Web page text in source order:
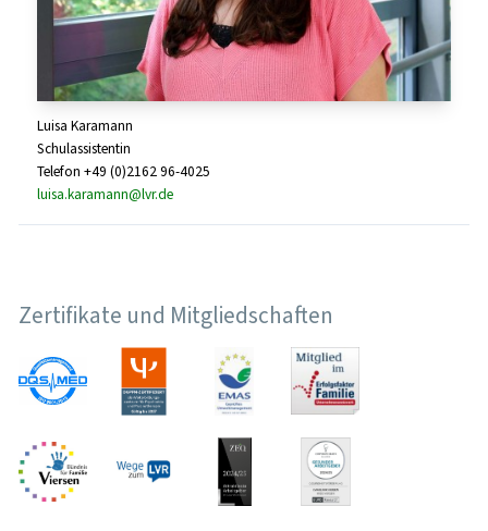
Luisa Karamann
Schulassistentin
Telefon +49 (0)2162 96-4025
luisa.karamann@lvr.de
Zertifikate und Mitgliedschaften